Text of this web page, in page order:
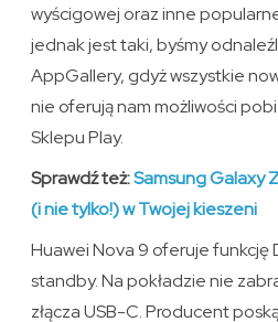
wyścigowej oraz inne
jednak jest taki, byśmy
AppGallery, gdyż wszystkie
nie oferują nam możliwości
Sklepu Play.
Sprawdź też:Samsung Galaxy
(i nie tylko!) w Twojej kieszeni
Huawei Nova 9 oferuje funkcję
standby. Na pokładzie nie
złącza USB-C. Producent